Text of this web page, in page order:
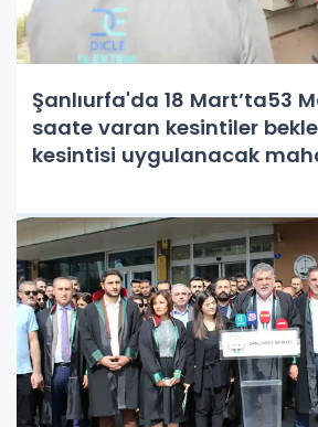
Şanlıurfa'da 18 Mart’ta53
saate varan kesintiler
kesintisi uygulanacak